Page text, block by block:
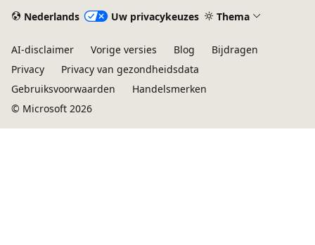
Nederlands Uw privacykeuzes Thema
AI-disclaimer Vorige versies Blog
Bijdragen
Privacy
Privacy van gezondheidsdata
Gebruiksvoorwaarden
Handelsmerken
© Microsoft 2026